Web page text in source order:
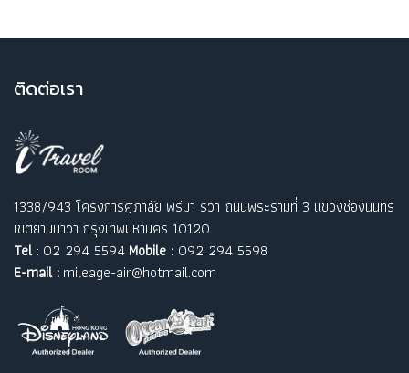
ติดต่อเรา
1338/943 โครงการศุภาลัย พรีมา ริวา ถนนพระรามที่ 3 แขวงช่องนนทรี
เขตยานนาวา กรุงเทพมหานคร 10120
Tel: 02 294 5594 Mobile : 092 294 5598
E-mail : mileage-air@hotmail.com